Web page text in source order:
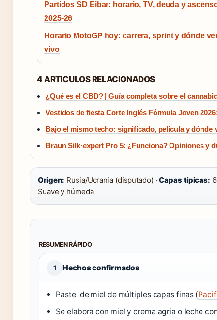
Partidos SD Eibar: horario, TV, deuda y
2025-26
Horario MotoGP hoy: carrera, sprint y dónde
vivo
4 ARTICULOS RELACIONADOS
¿Qué es el CBD? | Guía completa sobre el
Vestidos de fiesta Corte Inglés Fórmula Joven
Bajo el mismo techo: significado, película y dónde
Braun Silk·expert Pro 5: ¿Funciona? Opiniones y
Origen: Rusia/Ucrania (disputado) ·Capas típicas:
Suave y húmeda
RESUMEN RÁPIDO
1 Hechos confirmados
Pastel de miel de múltiples capas finas (
Se elabora con miel y crema agria o leche